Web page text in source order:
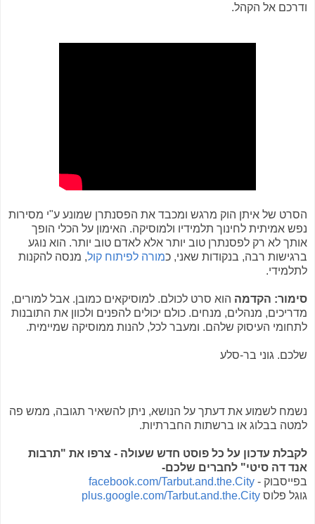
ודרכם אל הקהל.
הסרט של איתן הוק מרגש ומכבד את הפסנתרן שמונע ע"י מסירות
נפש אמיתית לחינוך תלמידיו ולמוסיקה. האימון על הכלי הופך
אותך לא רק לפסנתרן טוב יותר אלא לאדם טוב יותר. הוא נוגע
ברגישות רבה, בנקודות שאני, כמורה לפיתוח קול, מנסה להקנות
לתלמידי.
סימור: הקדמה הוא סרט לכולם. למוסיקאים כמובן. אבל למורים,
מדריכים, מנהלים, מנחים. כולם יכולים להפנים ולכוון את התובנות
לתחומי העיסוק שלהם. ומעבר לכל, להנות ממוסיקה שמיימית.
שלכם. גוני בר-סלע
נשמח לשמוע את דעתך על הנושא, ניתן להשאיר תגובה, ממש פה
למטה בבלוג או ברשתות החברתיות.
לקבלת עדכון על כל פוסט חדש שעולה - צרפו את "תרבות
אנד דה סיטי" לחברים שלכם-
בפייסבוק - facebook.com/Tarbut.and.the.City
גוגל פלוס plus.google.com/Tarbut.and.the.City